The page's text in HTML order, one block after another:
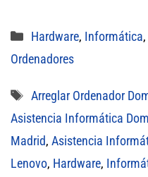
Categorías
Hardware, Informática,
Ordenadores
Etiquetas
Arreglar Ordenador
Asistencia Informática
Madrid, Asistencia
Lenovo, Hardware,